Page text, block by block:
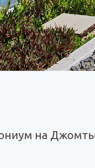
на